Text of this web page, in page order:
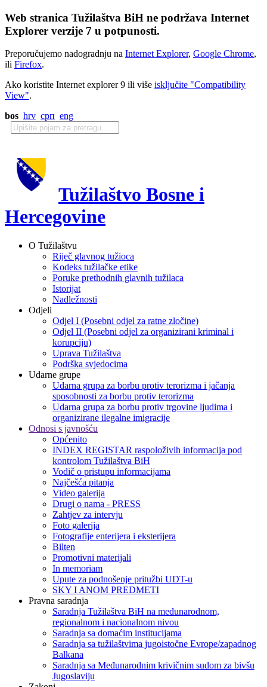
Web stranica Tužilaštva BiH ne podržava Internet
Explorer verzije 7 u potpunosti.
Preporučujemo nadogradnju na Internet Explorer, Google Chrome,
ili Firefox.
Ako koristite Internet explorer 9 ili više isključite "Compatibility
View".
bos hrv срп eng
Tužilaštvo Bosne i
Hercegovine
O Tužilaštvu
Riječ glavnog tužioca
Kodeks tužilačke etike
Poruke prethodnih glavnih tužilaca
Istorijat
Nadležnosti
Odjeli
Odjel I (Posebni odjel za ratne zločine)
Odjel II (Posebni odjel za organizirani kriminal i
korupciju)
Uprava Tužilaštva
Podrška svjedocima
Udarne grupe
Udarna grupa za borbu protiv terorizma i jačanja
sposobnosti za borbu protiv terorizma
Udarna grupa za borbu protiv trgovine ljudima i
organizirane ilegalne imigracije
Odnosi s javnošću
Općenito
INDEX REGISTAR raspoloživih informacija pod
kontrolom Tužilaštva BiH
Vodič o pristupu informacijama
Najčešća pitanja
Video galerija
Drugi o nama - PRESS
Zahtjev za intervju
Foto galerija
Fotografije enterijera i eksterijera
Bilten
Promotivni materijali
In memoriam
Upute za podnošenje pritužbi UDT-u
SKY I ANOM PREDMETI
Pravna saradnja
Saradnja Tužilaštva BiH na međunarodnom,
regionalnom i nacionalnom nivou
Saradnja sa domaćim institucijama
Saradnja sa tužilaštvima jugoistočne Evrope/zapadnog
Balkana
Saradnja sa Međunarodnim krivičnim sudom za bivšu
Jugoslaviju